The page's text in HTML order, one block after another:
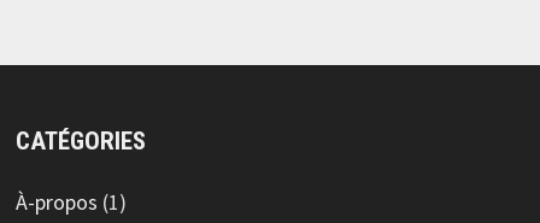
CATÉGORIES
À-propos (1)